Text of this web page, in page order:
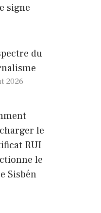
signe
du
2026
le
RUI
le
Sisbén